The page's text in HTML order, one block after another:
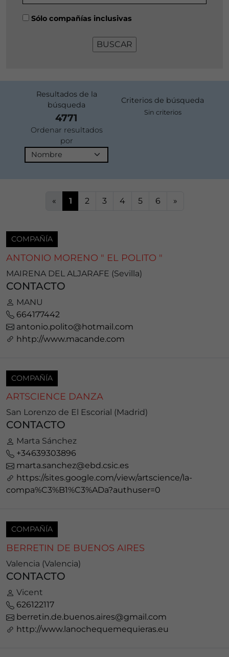
Sólo compañías inclusivas
Resultados de la
búsqueda
4771
Criterios de búsqueda
Sin criterios
Ordenar resultados
por
« 1 2 3 4 5 6 »
COMPAÑÍA
ANTONIO MORENO " EL POLITO "
MAIRENA DEL ALJARAFE (Sevilla)
CONTACTO
MANU
664177442
antonio.polito@hotmail.com
hhtp://www.macande.com
COMPAÑÍA
ARTSCIENCE DANZA
San Lorenzo de El Escorial (Madrid)
CONTACTO
Marta Sánchez
+34639303896
marta.sanchez@ebd.csic.es
https://sites.google.com/view/artscience/la-
compa%C3%B1%C3%ADa?authuser=0
COMPAÑÍA
BERRETIN DE BUENOS AIRES
Valencia (Valencia)
CONTACTO
Vicent
626122117
berretin.de.buenos.aires@gmail.com
http://www.lanochequemequieras.eu